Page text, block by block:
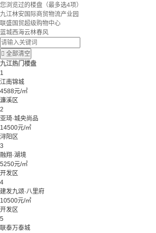
您浏览过的楼盘 （最多选4项）
九江林安国际商贸物流产业园
联盛国贸超级购物中心
蓝城西海云林春风
 全部清空
九江热门楼盘
1
江南锦城
4588元/㎡
濂溪区
2
亚琦·城央尚品
14500元/㎡
浔阳区
3
融翔·湖境
5250元/㎡
开发区
4
建发九颂·八里府
10500元/㎡
开发区
5
联泰万泰城